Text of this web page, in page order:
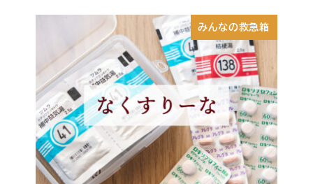
みんなの救急箱